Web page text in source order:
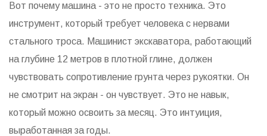
Вот почему машина - это не просто техника. Это
инструмент, который требует человека с нервами
стального троса. Машинист экскаватора, работающий
на глубине 12 метров в плотной глине, должен
чувствовать сопротивление грунта через рукоятки. Он
не смотрит на экран - он чувствует. Это не навык,
который можно освоить за месяц. Это интуиция,
выработанная за годы.